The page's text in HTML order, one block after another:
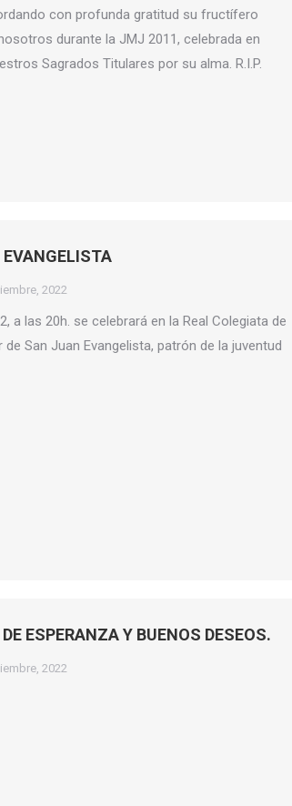
con profunda gratitud su fructífero
durante la JMJ 2011, celebrada en
Sagrados Titulares por su alma. R.I.P.
2022
a las 20h. se celebrará en la Real Colegiata de
San Juan Evangelista, patrón de la juventud
ESPERANZA Y BUENOS DESEOS.
2022